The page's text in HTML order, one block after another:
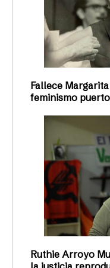
Fallece
feminismo
Ruthie Arroyo